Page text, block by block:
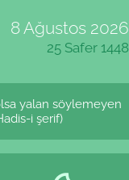
8 Ağustos 2026
25 Safer 1448
yalan söylemeyen
i şerif)